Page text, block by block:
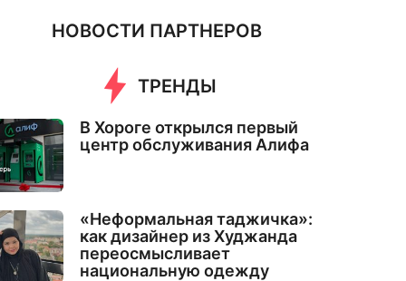
НОВОСТИ ПАРТНЕРОВ
ТРЕНДЫ
В Хороге открылся первый
центр обслуживания Алифа
«Неформальная таджичка»:
как дизайнер из Худжанда
переосмысливает
национальную одежду